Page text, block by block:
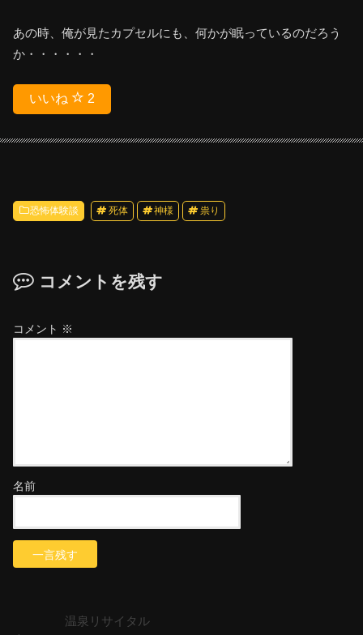
あの時、俺が見たカプセルにも、何かが眠っているのだろう
か・・・・・・
いいね 2
恐怖体験談 死体 神様 祟り
コメントを残す
コメント ※
名前
温泉リサイタル